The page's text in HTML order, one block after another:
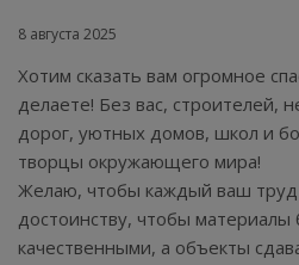
8 августа 2025
Хотим сказать вам огромное
делаете! Без вас, строителей,
дорог, уютных домов, школ и
творцы окружающего мира!
Желаю, чтобы каждый ваш
достоинству, чтобы материалы
качественными, а объекты